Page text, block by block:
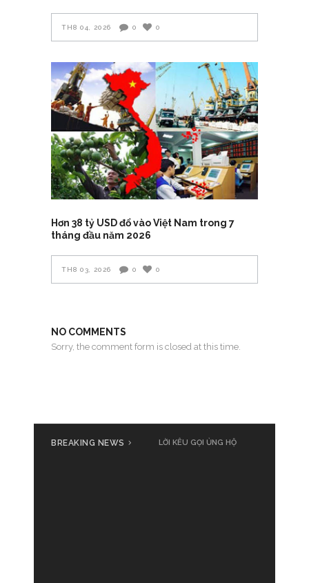
TH8 04, 2026 0 0
Hơn 38 tỷ USD đổ vào Việt Nam trong 7
tháng đầu năm 2026
TH8 03, 2026 0 0
NO COMMENTS
Sorry, the comment form is closed at this time.
BREAKING NEWS LỜI KÊU GỌI ỦNG HỘ